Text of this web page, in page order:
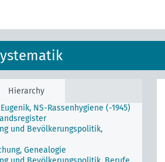
Hierarchy
NS-Rassenhygiene (-1945)
und Bevölkerungspolitik,
Genealogie